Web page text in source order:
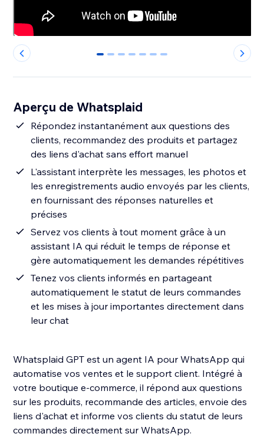
0 1 2 3 4 5 6
Aperçu de Whatsplaid
Répondez instantanément aux questions des
clients, recommandez des produits et partagez
des liens d'achat sans effort manuel
L'assistant interprète les messages, les photos et
les enregistrements audio envoyés par les clients,
en fournissant des réponses naturelles et
précises
Servez vos clients à tout moment grâce à un
assistant IA qui réduit le temps de réponse et
gère automatiquement les demandes répétitives
Tenez vos clients informés en partageant
automatiquement le statut de leurs commandes
et les mises à jour importantes directement dans
leur chat
Whatsplaid GPT est un agent IA pour WhatsApp qui
automatise vos ventes et le support client. Intégré à
votre boutique e-commerce, il répond aux questions
sur les produits, recommande des articles, envoie des
liens d'achat et informe vos clients du statut de leurs
commandes directement sur WhatsApp.